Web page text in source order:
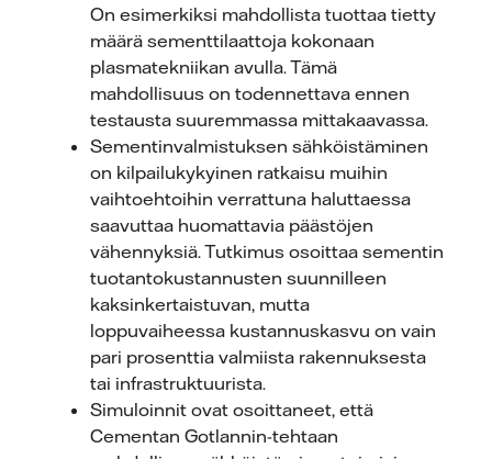
On esimerkiksi mahdollista tuottaa tietty
määrä sementtilaattoja kokonaan
plasmatekniikan avulla. Tämä
mahdollisuus on todennettava ennen
testausta suuremmassa mittakaavassa.
Sementinvalmistuksen sähköistäminen
on kilpailukykyinen ratkaisu muihin
vaihtoehtoihin verrattuna haluttaessa
saavuttaa huomattavia päästöjen
vähennyksiä. Tutkimus osoittaa sementin
tuotantokustannusten suunnilleen
kaksinkertaistuvan, mutta
loppuvaiheessa kustannuskasvu on vain
pari prosenttia valmiista rakennuksesta
tai infrastruktuurista.
Simuloinnit ovat osoittaneet, että
Cementan Gotlannin-tehtaan